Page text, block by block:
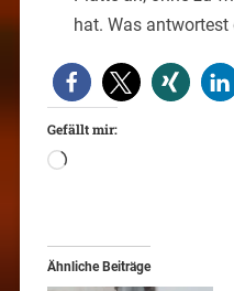
hat. Was antwortest
Gefällt mir:
Ähnliche Beiträge